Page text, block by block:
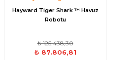
Yosun Önleyici
Havuz Suyu Parlatıcı
Hayward Havuz
Beatbot Havuz
Gemaş Tuz
Havuz Dip
Hayward Tiger Shark ™ Havuz
Robotu
₺ 125.438,30
₺ 87.806,81